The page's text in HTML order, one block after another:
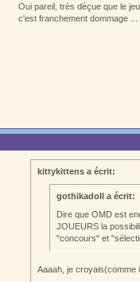
Oui pareil, très déçue que le
c'est franchement dommage ...
kittykittens a écrit:
gothikadoll a écrit:
Dire que OMD est
JOUEURS la
"concours" et
Aaaah, je croyais(comme